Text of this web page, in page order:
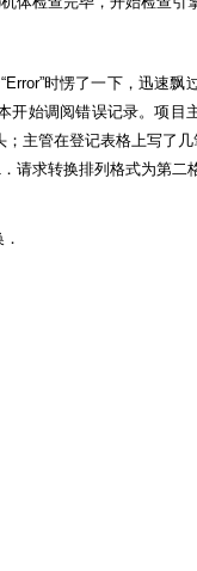
时愣了一下，迅速飘
开始调阅错误记录。项目
主管在登记表格上写了
请求转换排列格式为第二